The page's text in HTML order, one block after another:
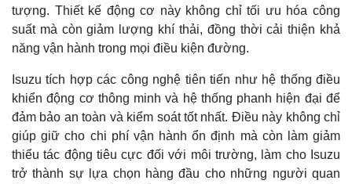
tượng. Thiết kế động cơ này không chỉ tối ưu hóa công
suất mà còn giảm lượng khí thải, đồng thời cải thiện khả
năng vận hành trong mọi điều kiện đường.
Isuzu tích hợp các công nghệ tiên tiến như hệ thống điều
khiển động cơ thông minh và hệ thống phanh hiện đại để
đảm bảo an toàn và kiểm soát tốt nhất. Điều này không chỉ
giúp giữ cho chi phí vận hành ổn định mà còn làm giảm
thiểu tác động tiêu cực đối với môi trường, làm cho Isuzu
trở thành sự lựa chọn hàng đầu cho những người quan